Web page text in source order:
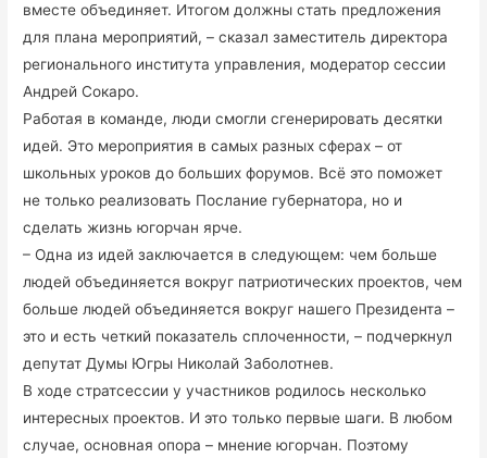
вместе объединяет. Итогом должны стать предложения
для плана мероприятий, – сказал заместитель директора
регионального института управления, модератор сессии
Андрей Сокаро.
Работая в команде, люди смогли сгенерировать десятки
идей. Это мероприятия в самых разных сферах – от
школьных уроков до больших форумов. Всё это поможет
не только реализовать Послание губернатора, но и
сделать жизнь югорчан ярче.
– Одна из идей заключается в следующем: чем больше
людей объединяется вокруг патриотических проектов, чем
больше людей объединяется вокруг нашего Президента –
это и есть четкий показатель сплоченности, – подчеркнул
депутат Думы Югры Николай Заболотнев.
В ходе стратсессии у участников родилось несколько
интересных проектов. И это только первые шаги. В любом
случае, основная опора – мнение югорчан. Поэтому